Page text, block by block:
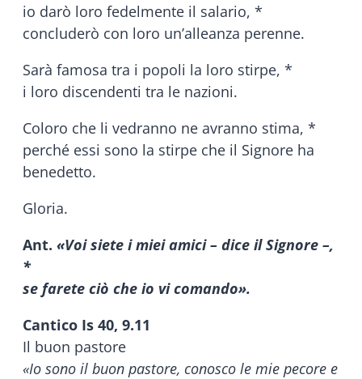
io darò loro fedelmente il salario, *
concluderò con loro un’alleanza perenne.
Sarà famosa tra i popoli la loro stirpe, *
i loro discendenti tra le nazioni.
Coloro che li vedranno ne avranno stima, *
perché essi sono la stirpe che il Signore ha
benedetto.
Gloria.
Ant. «Voi siete i miei amici – dice il Signore –,
*
se farete ciò che io vi comando».
Cantico Is 40, 9.11
Il buon pastore
«Io sono il buon pastore, conosco le mie pecore e